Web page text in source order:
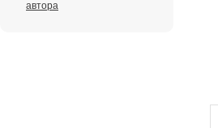
автора